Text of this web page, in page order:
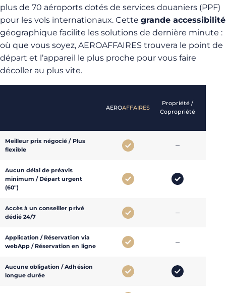
plus de 70 aéroports dotés de services douaniers (PPF)
pour les vols internationaux. Cette grande accessibilité
géographique facilite les solutions de dernière minute :
où que vous soyez, AEROAFFAIRES trouvera le point de
départ et l’appareil le plus proche pour vous faire
décoller au plus vite.
AEROAFFAIRES
Propriété /
Copropriété
Meilleur prix négocié / Plus
flexible
–
Aucun délai de préavis
minimum / Départ urgent
(60″)
Accès à un conseiller privé
dédié 24/7
–
Application / Réservation via
webApp / Réservation en ligne
–
Aucune obligation / Adhésion
longue durée